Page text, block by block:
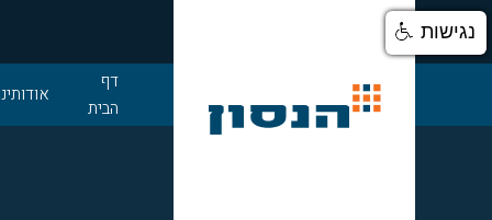
דף
הבית
נגישות